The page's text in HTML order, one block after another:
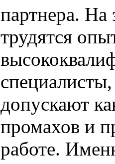
партнера. На
трудятся
допускают
промахов и
работе.